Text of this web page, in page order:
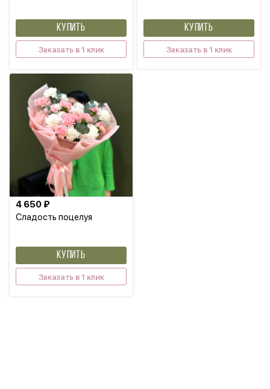
КУПИТЬ
Заказать в 1 клик
КУПИТЬ
Заказать в 1 клик
Сладость поцелуя
4 650 ₽
КУПИТЬ
Заказать в 1 клик